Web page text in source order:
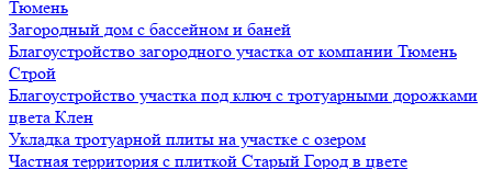
Тюмень
Загородный дом с бассейном и баней
Благоустройство загородного участка от компании Тюмень
Строй
Благоустройство участка под ключ с тротуарными дорожками
цвета Клен
Укладка тротуарной плиты на участке с озером
Частная территория с плиткой Старый Город в цвете